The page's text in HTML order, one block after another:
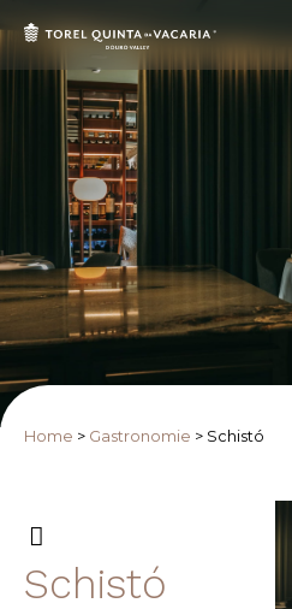
Home > Gastronomie > Schistó
Schistó